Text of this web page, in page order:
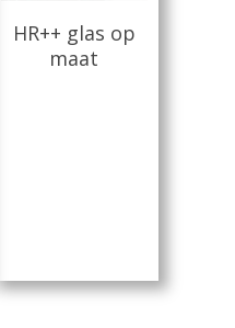
HR++ glas op
maat